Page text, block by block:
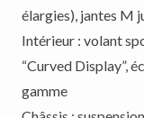
élargies), jantes M
Intérieur : volant
“Curved Display”,
gamme